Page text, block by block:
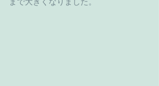
まで大きくなりました。